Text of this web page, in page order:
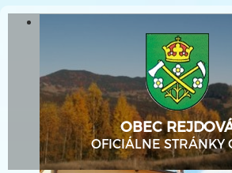
OBEC
OFICIÁLNE STRÁNKY